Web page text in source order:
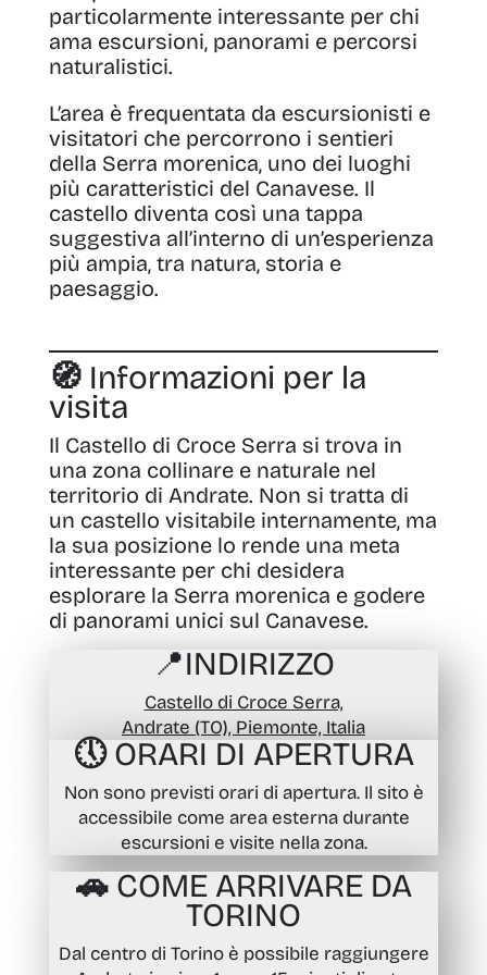
particolarmente interessante per chi
ama escursioni, panorami e percorsi
naturalistici.
L’area è frequentata da escursionisti e
visitatori che percorrono i sentieri
della Serra morenica, uno dei luoghi
più caratteristici del Canavese. Il
castello diventa così una tappa
suggestiva all’interno di un’esperienza
più ampia, tra natura, storia e
paesaggio.
🧭 Informazioni per la
visita
Il Castello di Croce Serra si trova in
una zona collinare e naturale nel
territorio di Andrate. Non si tratta di
un castello visitabile internamente, ma
la sua posizione lo rende una meta
interessante per chi desidera
esplorare la Serra morenica e godere
di panorami unici sul Canavese.
📍INDIRIZZO
Castello di Croce Serra,
Andrate (TO), Piemonte, Italia
🕔 ORARI DI APERTURA
Non sono previsti orari di apertura. Il sito è
accessibile come area esterna durante
escursioni e visite nella zona.
🚗 COME ARRIVARE DA
TORINO
Dal centro di Torino è possibile raggiungere